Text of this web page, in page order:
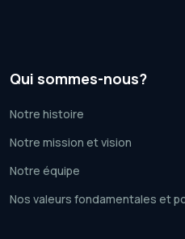
Qui sommes-nous?
Notre histoire
Notre mission et vision
Notre équipe
Nos valeurs fondamentales et